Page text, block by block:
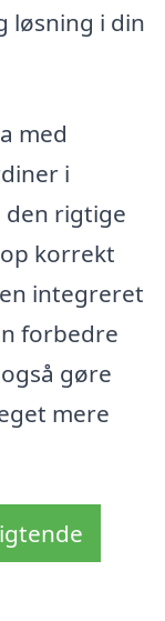
løsning i din
med
i
den rigtige
korrekt
integreret
forbedre
gøre
mere